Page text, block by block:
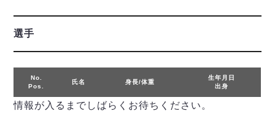
メットライフ生命Ｆ２リーグ
順位表
戦績表
警告・退場・出場停止選手
名古屋オーシャンズ
シュライカー大阪
ボルクバレット北九州
バサジィ大分
リーグ概要
大会概要
リーグ要項
クラブライセンス関連
過去の記録
過去の試合記録
ディビジョン1 試合記録
プロジェクト PROJECT
ABeam AWARD
DIVISION01
選手
No.
Pos.
氏名 身長/体重
生年月日
出身
情報が入るまでしばらくお待ちください。